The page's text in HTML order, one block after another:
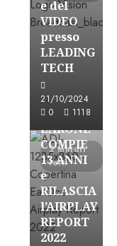
e del
VIDEO
presso
LEADING
TECH
21/10/2024
0
1118
2 minuti
letti
Partnership
EARONE
COMPIE
13 ANNI
e
RILASCIA
l’AIRPLAY
REPORT
2022